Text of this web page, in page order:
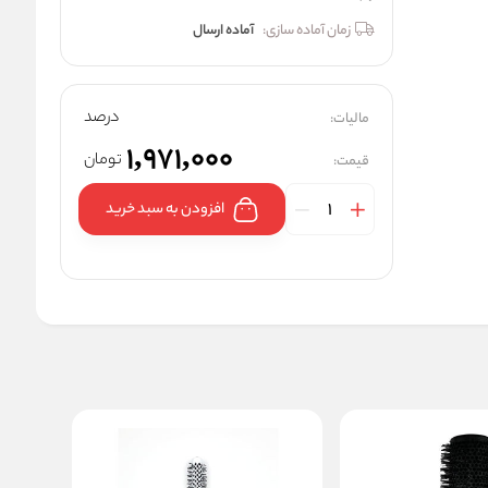
زمان آماده سازی: آماده ارسال
مالیات: درصد
قیمت: 1,971,000 تومان
افزودن به سبد خرید